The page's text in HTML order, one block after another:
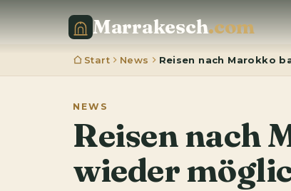
Marrakesch.com
Start News Reisen nach Marokko
NEWS
Reisen nach
wieder